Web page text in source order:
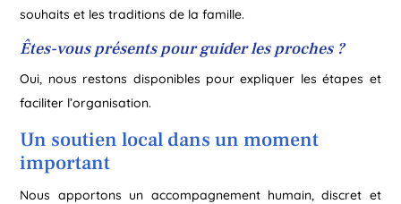
souhaits et les traditions de la famille.
Êtes-vous présents pour guider les proches ?
Oui, nous restons disponibles pour expliquer les étapes et
faciliter l’organisation.
Un soutien local dans un moment
important
Nous apportons un accompagnement humain, discret et